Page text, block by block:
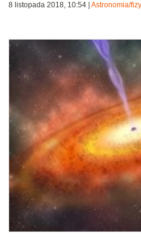
8 listopada 2018, 10:54 Astronomia/